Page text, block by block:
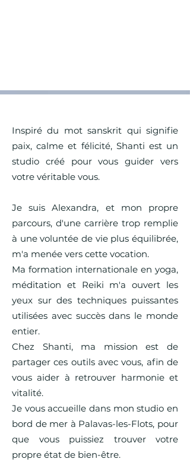
Inspiré du mot sanskrit qui signifie
paix, calme et félicité, Shanti est un
studio créé pour vous guider vers
votre véritable vous.
Je suis Alexandra, et mon propre
parcours, d'une carrière trop remplie
à une voluntée de vie plus équilibrée,
m'a menée vers cette vocation.
Ma formation internationale en yoga,
méditation et Reiki m'a ouvert les
yeux sur des techniques puissantes
utilisées avec succès dans le monde
entier.
Chez Shanti, ma mission est de
partager ces outils avec vous, afin de
vous aider à retrouver harmonie et
vitalité.
Je vous accueille dans mon studio en
bord de mer à Palavas-les-Flots, pour
que vous puissiez trouver votre
propre état de bien-être.